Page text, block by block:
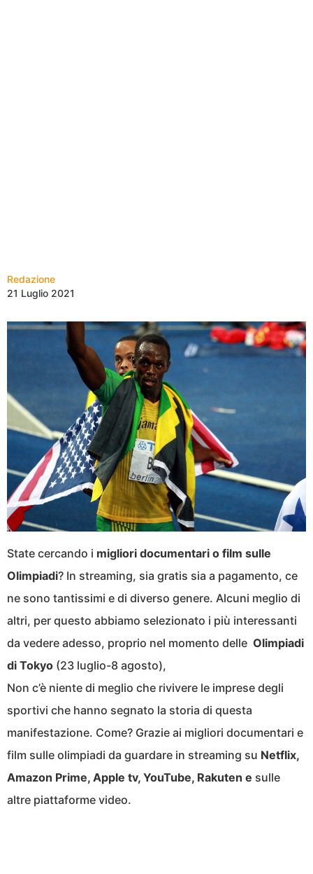
Redazione
21 Luglio 2021
State cercando i migliori documentari o film sulle
Olimpiadi? In streaming, sia gratis sia a pagamento, ce
ne sono tantissimi e di diverso genere. Alcuni meglio di
altri, per questo abbiamo selezionato i più interessanti
da vedere adesso, proprio nel momento delle Olimpiadi
di Tokyo (23 luglio-8 agosto),
Non c’è niente di meglio che rivivere le imprese degli
sportivi che hanno segnato la storia di questa
manifestazione. Come? Grazie ai migliori documentari e
film sulle olimpiadi da guardare in streaming su Netflix,
Amazon Prime, Apple tv, YouTube, Rakuten e sulle
altre piattaforme video.